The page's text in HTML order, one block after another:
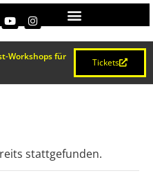
Workshops für
Tickets
stattgefunden.